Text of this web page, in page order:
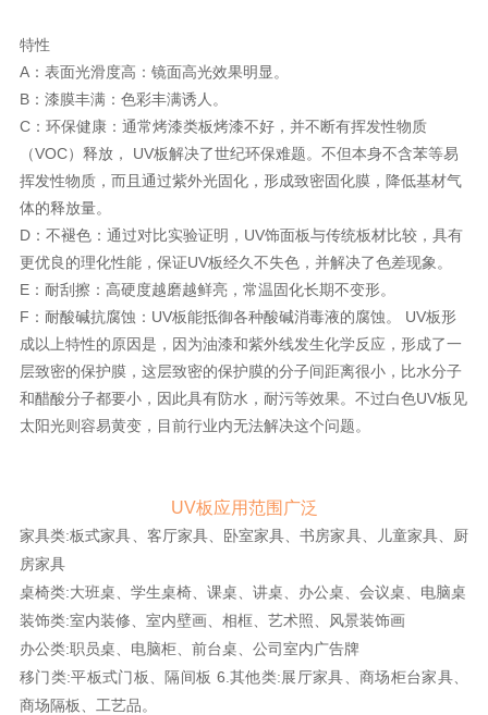
特性
A：表面光滑度高：镜面高光效果明显。
B：漆膜丰满：色彩丰满诱人。
C：环保健康：通常烤漆类板烤漆不好，并不断有挥发性物质
（VOC）释放， UV板解决了世纪环保难题。不但本身不含苯等易
挥发性物质，而且通过紫外光固化，形成致密固化膜，降低基材气
体的释放量。
D：不褪色：通过对比实验证明，UV饰面板与传统板材比较，具有
更优良的理化性能，保证UV板经久不失色，并解决了色差现象。
E：耐刮擦：高硬度越磨越鲜亮，常温固化长期不变形。
F：耐酸碱抗腐蚀：UV板能抵御各种酸碱消毒液的腐蚀。 UV板形
成以上特性的原因是，因为油漆和紫外线发生化学反应，形成了一
层致密的保护膜，这层致密的保护膜的分子间距离很小，比水分子
和醋酸分子都要小，因此具有防水，耐污等效果。不过白色UV板见
太阳光则容易黄变，目前行业内无法解决这个问题。
UV板应用范围广泛
家具类:板式家具、客厅家具、卧室家具、书房家具、儿童家具、厨
房家具
桌椅类:大班桌、学生桌椅、课桌、讲桌、办公桌、会议桌、电脑桌
装饰类:室内装修、室内壁画、相框、艺术照、风景装饰画
办公类:职员桌、电脑柜、前台桌、公司室内广告牌
移门类:平板式门板、隔间板 6.其他类:展厅家具、商场柜台家具、
商场隔板、工艺品。